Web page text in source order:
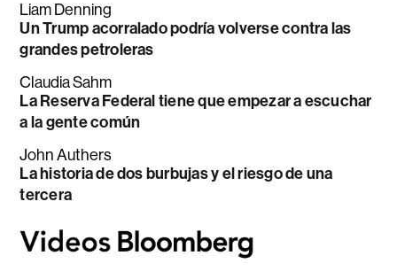
Liam Denning
Un Trump acorralado podría volverse contra las
grandes petroleras
Claudia Sahm
La Reserva Federal tiene que empezar a escuchar
a la gente común
John Authers
La historia de dos burbujas y el riesgo de una
tercera